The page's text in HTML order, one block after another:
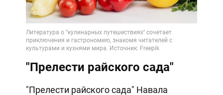
"Прелести райского сада"
"Прелести райского сада" Навала